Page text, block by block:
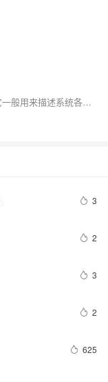
构件图（component diagram）也叫组件图，它一般用来描述系统各个构件之间的依赖关系。 为了更好地认识构件图我们先介绍一下什么是构件： 构件是系统中可替代的物理部分，是现实存在的。
3
2
3
2
625